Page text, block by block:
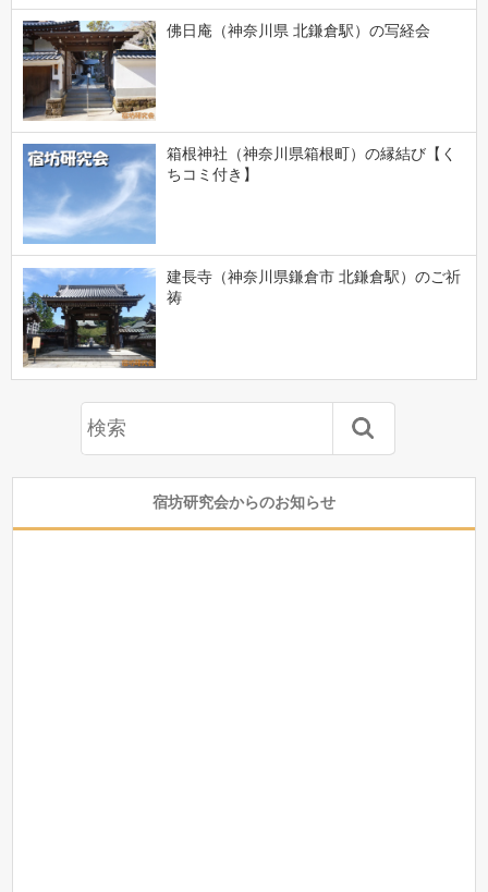
佛日庵（神奈川県 北鎌倉駅）の写経会
箱根神社（神奈川県箱根町）の縁結び【く
ちコミ付き】
建長寺（神奈川県鎌倉市 北鎌倉駅）のご祈
祷
宿坊研究会からのお知らせ